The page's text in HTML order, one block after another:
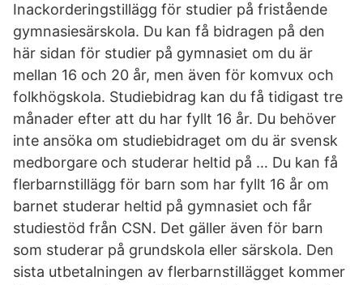
Inackorderingstillägg för studier på fristående
gymnasiesärskola. Du kan få bidragen på den
här sidan för studier på gymnasiet om du är
mellan 16 och 20 år, men även för komvux och
folkhögskola. Studiebidrag kan du få tidigast tre
månader efter att du har fyllt 16 år. Du behöver
inte ansöka om studiebidraget om du är svensk
medborgare och studerar heltid på … Du kan få
flerbarnstillägg för barn som har fyllt 16 år om
barnet studerar heltid på gymnasiet och får
studiestöd från CSN. Det gäller även för barn
som studerar på grundskola eller särskola. Den
sista utbetalningen av flerbarnstillägget kommer